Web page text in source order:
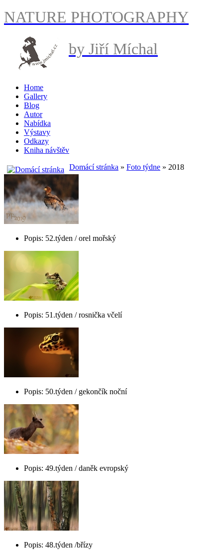
NATURE PHOTOGRAPHY
by Jiří Míchal
Home
Gallery
Blog
Autor
Nabídka
Výstavy
Odkazy
Kniha návštěv
Domácí stránka » Foto týdne » 2018
Popis: 52.týden / orel mořský
Popis: 51.týden / rosnička včelí
Popis: 50.týden / gekončík noční
Popis: 49.týden / daněk evropský
Popis: 48.týden /břízy